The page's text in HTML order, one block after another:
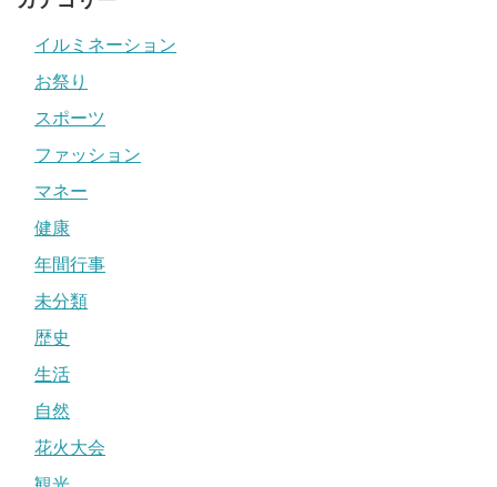
イルミネーション
お祭り
スポーツ
ファッション
マネー
健康
年間行事
未分類
歴史
生活
自然
花火大会